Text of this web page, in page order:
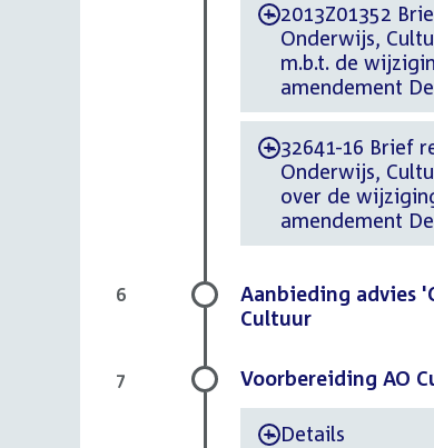
-2013Z01352
Onderwijs,
m.b.t. de
amendement
-32641-16 Brief
Onderwijs,
over de
amendement
Aanbieding advies
Cultuur
6
Voorbereiding AO
- Details
7